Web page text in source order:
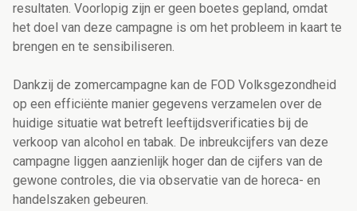
resultaten. Voorlopig zijn er geen boetes gepland, omdat
het doel van deze campagne is om het probleem in kaart te
brengen en te sensibiliseren.
Dankzij de zomercampagne kan de FOD Volksgezondheid
op een efficiënte manier gegevens verzamelen over de
huidige situatie wat betreft leeftijdsverificaties bij de
verkoop van alcohol en tabak. De inbreukcijfers van deze
campagne liggen aanzienlijk hoger dan de cijfers van de
gewone controles, die via observatie van de horeca- en
handelszaken gebeuren.